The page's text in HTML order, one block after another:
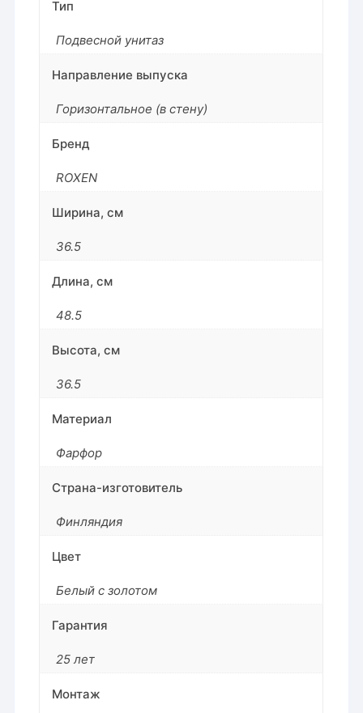
Тип
Подвесной унитаз
Направление выпуска
Горизонтальное (в стену)
Бренд
ROXEN
Ширина, см
36.5
Длина, см
48.5
Высота, см
36.5
Материал
Фарфор
Страна-изготовитель
Финляндия
Цвет
Белый с золотом
Гарантия
25 лет
Монтаж